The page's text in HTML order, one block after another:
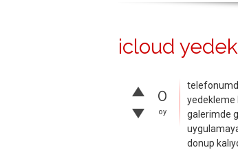
icloud
0
oy
yedekleme
galerimde
donup